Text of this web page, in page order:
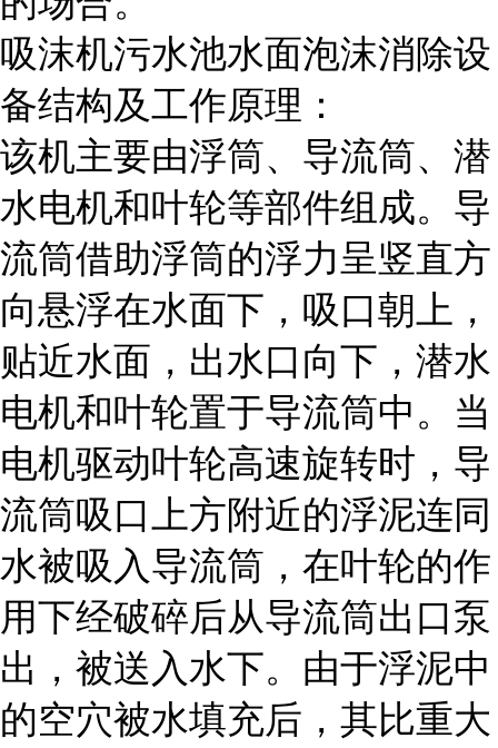
吸沫机污水池水面泡沫消除设
备结构及工作原理：
该机主要由浮筒、导流筒、潜
水电机和叶轮等部件组成。导
流筒借助浮筒的浮力呈竖直方
向悬浮在水面下，吸口朝上，
贴近水面，出水口向下，潜水
电机和叶轮置于导流筒中。当
电机驱动叶轮高速旋转时，导
流筒吸口上方附近的浮泥连同
水被吸入导流筒，在叶轮的作
用下经破碎后从导流筒出口泵
出，被送入水下。由于浮泥中
的空穴被水填充后，其比重大